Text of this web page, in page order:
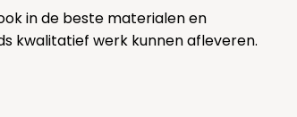
in de beste materialen en
kwalitatief werk kunnen afleveren.